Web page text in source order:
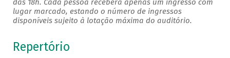
das 18h. Cada pessoa receberá apenas um ingresso com
lugar marcado, estando o número de ingressos
disponíveis sujeito à lotação máxima do auditório.
Repertório